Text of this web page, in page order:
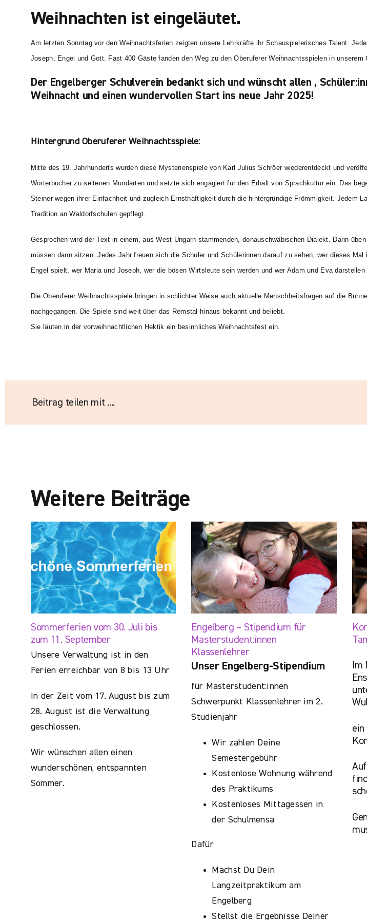
Weihnachten ist eingeläutet.
Am letzten Sonntag vor den Weihnachtsferien zeigten unsere Lehrkräfte ihr Schauspielerisches Talent.
Joseph, Engel und Gott. Fast 400 Gäste fanden den Weg zu den Oberuferer Weihnachtsspielen in
Der Engelberger Schulverein bedankt sich und wünscht allen ,
Weihnacht und einen wundervollen Start ins neue Jahr 2025!
Hintergrund Oberuferer Weihnachtsspiele:
Mitte des 19. Jahrhunderts wurden diese Mysterienspiele von Karl Julius Schröer wiederentdeckt und
Wörterbücher zu seltenen Mundarten und setzte sich engagiert für den Erhalt von Sprachkultur ein. Das
Steiner wegen ihrer Einfachheit und zugleich Ernsthaftigkeit durch die hintergründige Frömmigkeit.
Tradition an Waldorfschulen gepflegt.
Gesprochen wird der Text in einem, aus West Ungarn stammenden, donauschwäbischen Dialekt. Darin
müssen dann sitzen. Jedes Jahr freuen sich die Schüler und Schülerinnen darauf zu sehen, wer dieses
Engel spielt, wer Maria und Joseph, wer die bösen Wirtsleute sein werden und wer Adam und Eva darstellen
Die Oberuferer Weihnachtsspiele bringen in schlichter Weise auch aktuelle Menschheitsfragen auf die
nachgegangen. Die Spiele sind weit über das Remstal hinaus bekannt und beliebt.
Sie läuten in der vorweihnachtlichen Hektik ein besinnliches Weihnachtsfest ein.
Beitrag teilen mit ....
Weitere Beiträge
Sommerferien vom 30. Juli bis
zum 11. September
Unsere Verwaltung ist in den
Ferien erreichbar von 8 bis 13 Uhr
In der Zeit vom 17. August bis zum
28. August ist die Verwaltung
geschlossen.
Wir wünschen allen einen
wunderschönen, entspannten
Sommer.
Engelberg – Stipendium für
Masterstudent:innen
Klassenlehrer
Unser Engelberg-Stipendium
für Masterstudent:innen
Schwerpunkt Klassenlehrer im 2.
Studienjahr
Wir zahlen Deine
Semestergebühr
Kostenlose Wohnung während
des Praktikums
Kostenloses Mittagessen in
der Schulmensa
Dafür
Machst Du Dein
Langzeitpraktikum am
Engelberg
Stellst die Ergebnisse Deiner